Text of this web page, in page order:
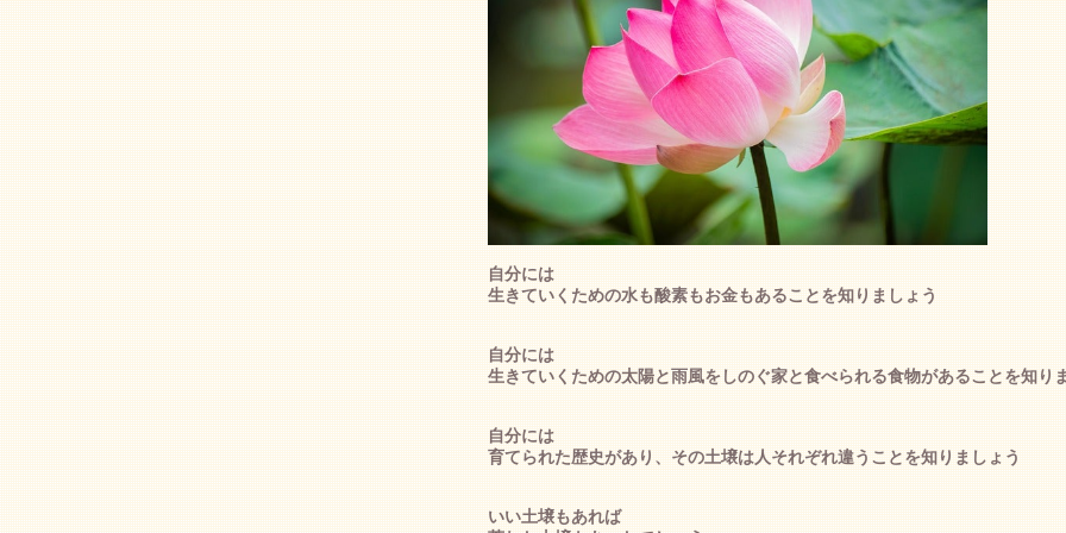
自分には
生きていくための水も酸素もお金もあることを知りましょう
自分には
生きていくための太陽と雨風をしのぐ家と食べられる食物があることを知り
自分には
育てられた歴史があり、その土壌は人それぞれ違うことを知りましょう
いい土壌もあれば